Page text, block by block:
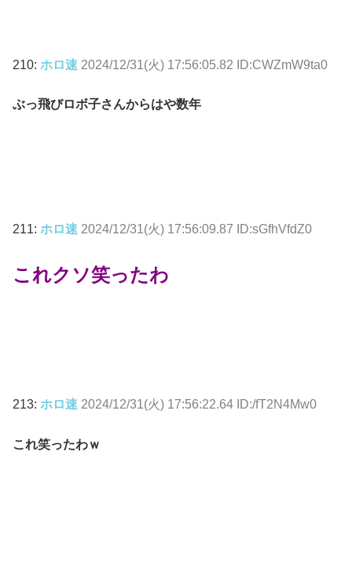
210: ホロ速 2024/12/31(火) 17:56:05.82 ID:CWZmW9ta0
ぶっ飛びロボ子さんからはや数年
211: ホロ速 2024/12/31(火) 17:56:09.87 ID:sGfhVfdZ0
これクソ笑ったわ
213: ホロ速 2024/12/31(火) 17:56:22.64 ID:/fT2N4Mw0
これ笑ったわｗ